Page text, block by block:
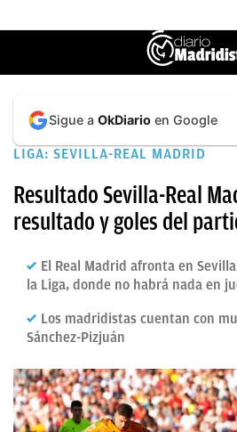
NOTICIAS
REAL
MADRID
BALONCESTO
FICHAJES
DIRECTO
PAPARAZZI
OKDIARIO
Real Madrid
LIGA: SEVILLA-REAL MADRID
Resultado Sevilla-Real
resultado y goles del
El Real Madrid afronta en
la Liga, donde no habrá nada en
Los madridistas cuentan con
Sánchez-Pizjuán
Sigue a OkDiario en Google